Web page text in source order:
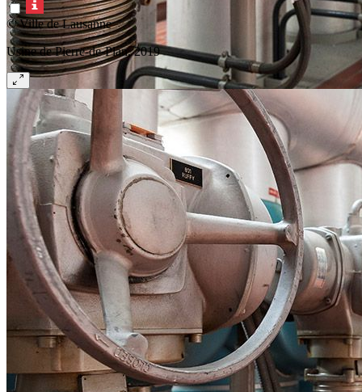
© Ville de Lausanne
Usine de Pierre-de-Plan, 2019